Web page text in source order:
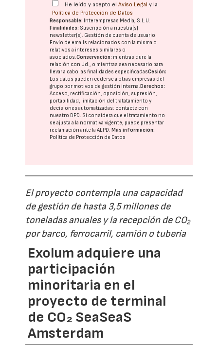
He leído y acepto elAviso Legal y la
Política de Protección de Datos
Responsable: Interempresas Media, S.L.U.
Finalidades: Suscripción a nuestra(s)
newsletter(s). Gestión de cuenta de usuario.
Envío de emails relacionados con la misma o
relativos a intereses similares o
asociados.Conservación: mientras dure la
relación con Ud., o mientras sea necesario para
llevar a cabo las finalidades especificadasCesión:
Los datos pueden cederse a otras empresas del
grupo por motivos de gestión interna.Derechos:
Acceso, rectificación, oposición, supresión,
portabilidad, limitación del tratatamiento y
decisiones automatizadas: contacte con
nuestro DPD. Si considera que el tratamiento no
se ajusta a la normativa vigente, puede presentar
reclamación ante laAEPD.Más información:
Política de Protección de Datos
El proyecto contempla una capacidad
de gestión de hasta 3,5 millones de
toneladas anuales y la recepción de CO₂
por barco, ferrocarril, camión o tubería
Exolum adquiere una
participación
minoritaria en el
proyecto de terminal
de CO₂ SeaSeaS
Amsterdam